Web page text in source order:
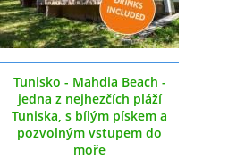
Tunisko - Mahdia Beach -
jedna z nejhezčích pláží
Tuniska, s bílým pískem a
pozvolným vstupem do
moře